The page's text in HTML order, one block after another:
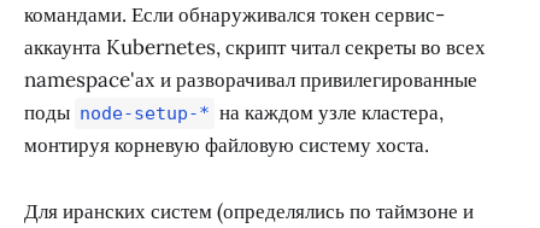
командами. Если обнаруживался токен сервис-
аккаунта Kubernetes, скрипт читал секреты во всех
namespace'ах и разворачивал привилегированные
поды node-setup-* на каждом узле кластера,
монтируя корневую файловую систему хоста.
Для иранских систем (определялись по таймзоне и